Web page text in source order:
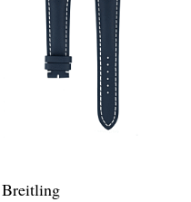
Breitling